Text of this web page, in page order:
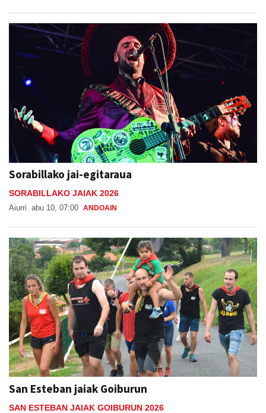
Sorabillako jai-egitaraua
SORABILLAKO JAIAK 2026
Aiurri abu 10, 07:00 ANDOAIN
San Esteban jaiak Goiburun
SAN ESTEBAN JAIAK GOIBURUN 2026